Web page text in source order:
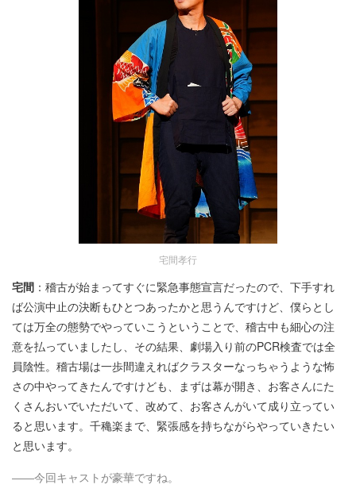
宅間孝行
宅間 ：稽古が始まってすぐに緊急事態宣言だったので、下手すれ
ば公演中止の決断もひとつあったかと思うんですけど、僕らとし
ては万全の態勢でやっていこうということで、稽古中も細心の注
意を払っていましたし、その結果、劇場入り前のPCR検査では全
員陰性。稽古場は一歩間違えればクラスターなっちゃうような怖
さの中やってきたんですけども、まずは幕が開き、お客さんにた
くさんおいでいただいて、改めて、お客さんがいて成り立ってい
ると思います。千穐楽まで、緊張感を持ちながらやっていきたい
と思います。
――今回キャストが豪華ですね。